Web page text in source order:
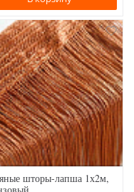
шторы-лапша 1х2м,